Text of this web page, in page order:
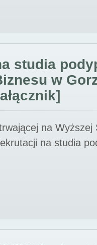
studia
w
na Wyższej
na studia